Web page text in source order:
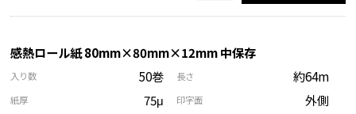
感熱ロール紙 80mm×80mm×12mm 中保存
入り数 50巻 長さ 約64m
紙厚 75μ 印字面 外側